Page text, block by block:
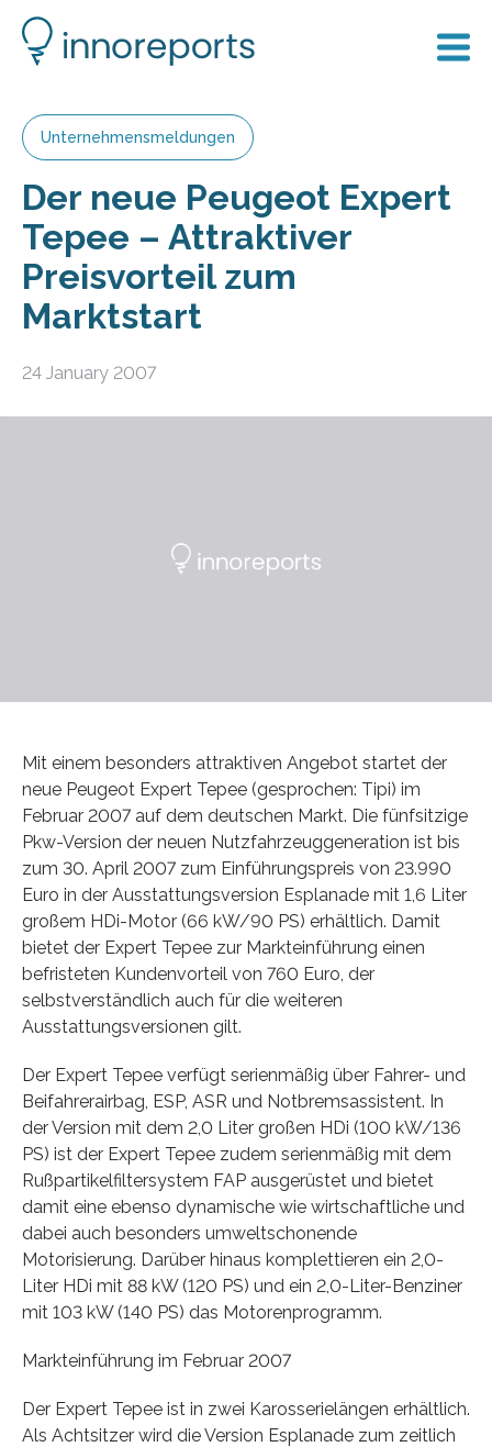
Unternehmensmeldungen
Der neue Peugeot Expert
Tepee – Attraktiver
Preisvorteil zum
Marktstart
24 January 2007
Mit einem besonders attraktiven Angebot startet der
neue Peugeot Expert Tepee (gesprochen: Tipi) im
Februar 2007 auf dem deutschen Markt. Die fünfsitzige
Pkw-Version der neuen Nutzfahrzeuggeneration ist bis
zum 30. April 2007 zum Einführungspreis von 23.990
Euro in der Ausstattungsversion Esplanade mit 1,6 Liter
großem HDi-Motor (66 kW/90 PS) erhältlich. Damit
bietet der Expert Tepee zur Markteinführung einen
befristeten Kundenvorteil von 760 Euro, der
selbstverständlich auch für die weiteren
Ausstattungsversionen gilt.
Der Expert Tepee verfügt serienmäßig über Fahrer- und
Beifahrerairbag, ESP, ASR und Notbremsassistent. In
der Version mit dem 2,0 Liter großen HDi (100 kW/136
PS) ist der Expert Tepee zudem serienmäßig mit dem
Rußpartikelfiltersystem FAP ausgerüstet und bietet
damit eine ebenso dynamische wie wirtschaftliche und
dabei auch besonders umweltschonende
Motorisierung. Darüber hinaus komplettieren ein 2,0-
Liter HDi mit 88 kW (120 PS) und ein 2,0-Liter-Benziner
mit 103 kW (140 PS) das Motorenprogramm.
Markteinführung im Februar 2007
Der Expert Tepee ist in zwei Karosserielängen erhältlich.
Als Achtsitzer wird die Version Esplanade zum zeitlich